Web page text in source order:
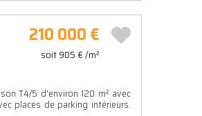
T4/5 d'environ 120 m² avec
places de parking intérieurs.
210 000 €
soit 905 € /m²